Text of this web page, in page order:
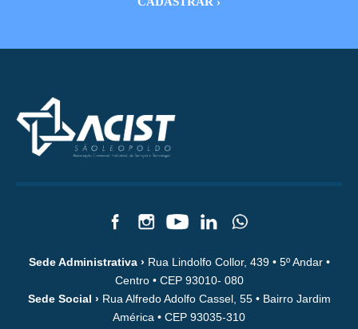
Sede Administrativa › Rua Lindolfo Collor, 439 • 5º Andar •
Centro • CEP 93010- 080
Sede Social › Rua Alfredo Adolfo Cassel, 55 • Bairro Jardim
América • CEP 93035-310